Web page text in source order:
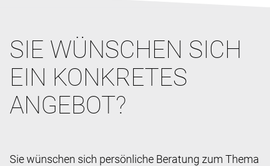
SIE WÜNSCHEN SICH
EIN KONKRETES
ANGEBOT?
Sie wünschen sich persönliche Beratung zum Thema